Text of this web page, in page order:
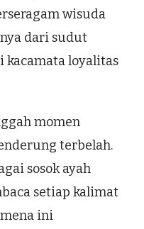
wisuda
dari sudut
kacamata loyalitas
momen
terbelah.
sosok ayah
setiap kalimat
ini